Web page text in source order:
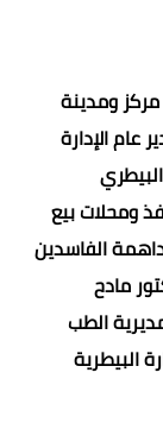
ومدينة
الإدارة
ومحلات بيع
الفاسدين
مادح
الطب
البيطرية